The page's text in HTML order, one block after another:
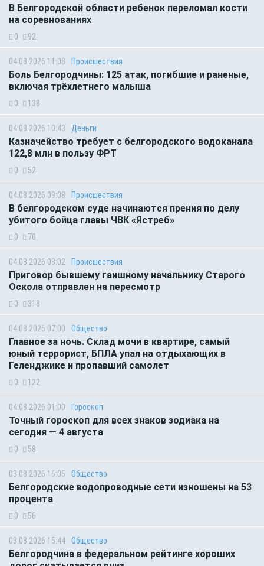
В Белгородской области ребенок переломал кости
на соревнованиях
0 92
04.08.2026 11:08 Происшествия
Боль Белгородчины: 125 атак, погибшие и раненые,
включая трёхлетнего малыша
0 138
04.08.2026 10:43 Деньги
Казначейство требует с белгородского водоканала
122,8 млн в пользу ФРТ
0 52
04.08.2026 09:08 Происшествия
В белгородском суде начинаются прения по делу
убитого бойца главы ЧВК «Ястреб»
0 70
04.08.2026 08:02 Происшествия
Приговор бывшему гаишному начальнику Старого
Оскола отправлен на пересмотр
0 318
04.08.2026 07:00 Общество
Главное за ночь. Склад мочи в квартире, самый
юный террорист, БПЛА упал на отдыхающих в
Геленджике и пропавший самолет
0 122
04.08.2026 01:00 Гороскоп
Точный гороскоп для всех знаков зодиака на
сегодня — 4 августа
0 58
03.08.2026 16:05 Общество
Белгородские водопроводные сети изношены на 53
процента
0 56
03.08.2026 15:44 Общество
Белгородчина в федеральном рейтинге хороших